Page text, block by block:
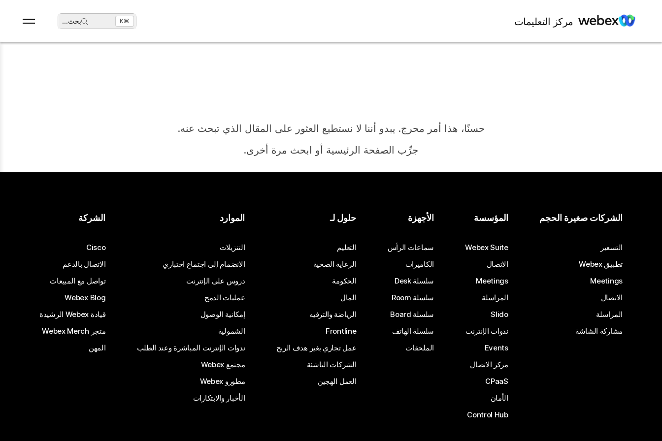
مركز التعليمات بحث... ⌘K
حسنًا، هذا أمر محرج. يبدو أننا لا نستطيع العثور على المقال الذي تبحث عنه.
جرِّب الصفحة الرئيسية أو ابحث مرة أخرى.
هل تحتاج إلى إجابة؟
أرسِل سؤالاً
الشركات صغيرة الحجم
التسعير
تطبيق Webex
Meetings
الاتصال
المراسلة
مشاركة الشاشة
المؤسسة
Webex Suite
الاتصال
Meetings
المراسلة
Slido
ندوات الإنترنت
Events
مركز الاتصال
CPaaS
الأمان
Control Hub
الأجهزة
سماعات الرأس
الكاميرات
سلسلة Desk
سلسلة Room
سلسلة Board
سلسلة الهاتف
الملحقات
حلول لـ
التعليم
الرعاية الصحية
الحكومة
المال
الرياضة والترفيه
Frontline
عمل تجاري بغير هدف الربح
الشركات الناشئة
العمل الهجين
الموارد
التنزيلات
الانضمام إلى اجتماع اختباري
دروس على الإنترنت
عمليات الدمج
إمكانية الوصول
الشمولية
ندوات الإنترنت المباشرة وعند الطلب
مجتمع Webex
مطورو Webex
الأخبار والابتكارات
الشركة
Cisco
الاتصال بالدعم
تواصل مع المبيعات
Webex Blog
قيادة Webex الرشيدة
متجر Webex Merch
المهن